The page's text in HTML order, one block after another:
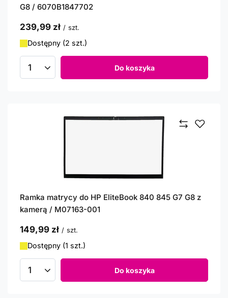
G8 / 6070B1847702
239,99 zł / szt.
Dostępny (2 szt.)
Ilość produktów Do koszyka
Ramka matrycy do HP EliteBook 840 845 G7 G8 z
kamerą / M07163-001
149,99 zł / szt.
Dostępny (1 szt.)
Ilość produktów Do koszyka